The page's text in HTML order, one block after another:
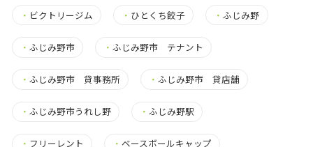
・ ビクトリージム ・ ひとくち餃子 ・ふじみ野
・ ふじみ野市 ・ふじみ野市 テナント
・ ふじみ野市 貸事務所 ・ふじみ野市 貸店舗
・ ふじみ野市うれし野 ・ふじみ野駅
・ フリーレント ・ ベースボールキャップ